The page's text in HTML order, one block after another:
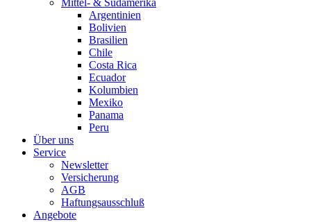
Mittel- & Südamerika
Argentinien
Bolivien
Brasilien
Chile
Costa Rica
Ecuador
Kolumbien
Mexiko
Panama
Peru
Über uns
Service
Newsletter
Versicherung
AGB
Haftungsausschluß
Angebote